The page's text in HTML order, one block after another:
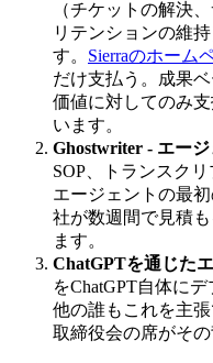
（チケットの解決
リテンションの維
す。 Sierraのホーム
だけ支払う。成果
価値に対してのみ
います。
Ghostwriter - エー
SOP、トランスク
エージェントの最
社が数週間で見積
ます。
ChatGPTを通じた
をChatGPT自体に
他の誰もこれを主
取締役会の席がそ